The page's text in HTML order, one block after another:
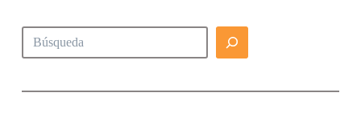
Buscar